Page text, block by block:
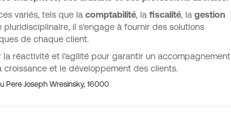
variés, tels que la comptabilité, la fiscalité, la gestion
pluridisciplinaire, il s'engage à fournir des solutions
de chaque client.
la réactivité et l'agilité pour garantir un accompagnement
croissance et le développement des clients.
Pere Joseph Wresinsky, 16000